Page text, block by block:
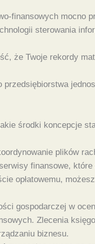
finansowych mocno
sterowania
że Twoje rekordy
środki koncepcje
plików
finansowe,
opłatowemu,
gospodarczej w
Zlecenia
biznesu.